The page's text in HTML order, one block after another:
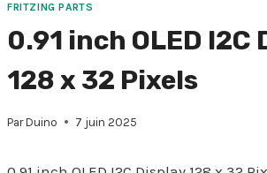
FRITZING PARTS
0.91 inch OLED I2C
128 x 32 Pixels
Par Duino 7 juin 2025